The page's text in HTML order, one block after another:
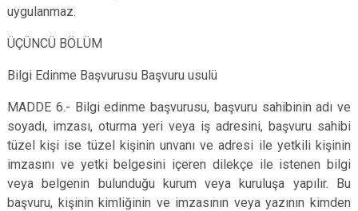
uygulanmaz.
ÜÇÜNCÜ BÖLÜM
Bilgi Edinme Başvurusu Başvuru usulü
MADDE 6.- Bilgi edinme başvurusu, başvuru sahibinin adı ve
soyadı, imzası, oturma yeri veya iş adresini, başvuru sahibi
tüzel kişi ise tüzel kişinin unvanı ve adresi ile yetkili kişinin
imzasını ve yetki belgesini içeren dilekçe ile istenen bilgi
veya belgenin bulunduğu kurum veya kuruluşa yapılır. Bu
başvuru, kişinin kimliğinin ve imzasının veya yazının kimden